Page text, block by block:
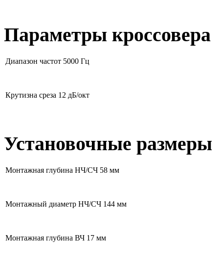
Параметры кроссовера
Диапазон частот 5000 Гц
Крутизна среза 12 дБ/окт
Установочные размеры
Монтажная глубина НЧ/СЧ 58 мм
Монтажный диаметр НЧ/СЧ 144 мм
Монтажная глубина ВЧ 17 мм